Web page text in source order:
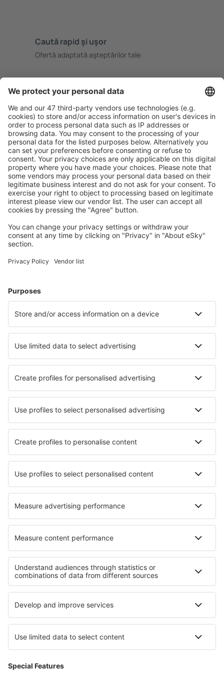
Caută rapid şi uşor
Ofertă adaptată aşteptărilor tale.
Rezervare fără griji cu opțiune gratuită de anulare.
Economiseşte mai mult
Prețuri atractive și oferte speciale pentru utilizatorii
conectați.
Cazarea preferată
Alege din peste 1,3 mil. de opţiuni: hoteluri, cabane,
apartamente și altele.
Cele mai căutate hoteluri de către utilizatorii eSky
Hoteluri în Franţa - Orașe populare
Hoteluri în Nisa
Hoteluri în Montpellier Hoteluri în Le Touquet Paris Plage
Hoteluri în Besse-et-Saint-Anastaise
Hoteluri în Gruissan
Cele mai bune hoteluri - orașe
Hoteluri în Cavriana Hoteluri în Sarentino
Hoteluri în Dombas Hoteluri în Basse-Pointe
Hoteluri în Kefalari Hoteluri în Sadıkbey
Hoteluri în Mazán Hoteluri în Save
Cele mai bune hoteluri - regiuni
Hoteluri in Alpii Francezi
Hoteluri în regiunea Rivierei Franceze
Hoteluri în Regiunea Mont Blanc Hoteluri în Arc
Hoteluri în Meribel-les-Allues
Hoteluri in Loveci Hoteluri pe Insula Man